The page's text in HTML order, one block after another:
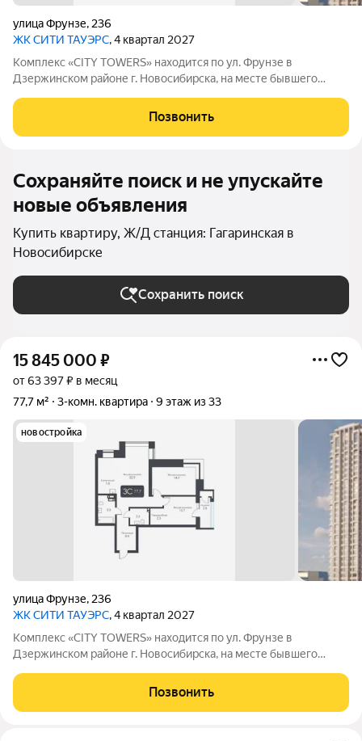
улица Фрунзе, 236
ЖК CИТИ ТАУЭРС, 4 квартал 2027
Комплекс «CITY TOWERS» находится по ул. Фрунзе в
Дзержинском районе г. Новосибирска, на месте бывшего
представляет замкнутую постройку из трех башен. Две башни
30 этажей и одна 25-этажная
Позвонить
Сохраняйте поиск и не упускайте
новые объявления
Купить квартиру, Ж/Д станция: Гагаринская в
Новосибирске
Сохранить поиск
15 845 000 ₽
от 63 397 ₽ в месяц
77,7 м²
3-комн. квартира 9 этаж из 33
новостройка
улица Фрунзе, 236
ЖК CИТИ ТАУЭРС, 4 квартал 2027
Комплекс «CITY TOWERS» находится по ул. Фрунзе в
Дзержинском районе г. Новосибирска, на месте бывшего
представляет замкнутую постройку из трех башен. Две башни
30 этажей и одна 25-этажная
Позвонить